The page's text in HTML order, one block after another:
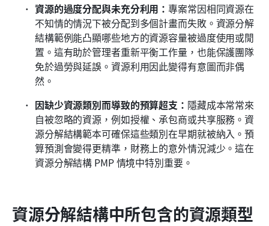
資源的過度分配與未充分利用：專案常因相同資源在
不知情的情況下被分配到多個計畫而失敗。資源分解
結構範例能凸顯哪些地方的資源容量被過度使用或閒
置。這有助於管理者重新平衡工作量，也能保護團隊
免於過勞與延誤。資源利用因此變得有意圖而非偶
然。
因缺少資源類別而導致的預算超支： 隱藏成本常常來
自被忽略的資源，例如授權、承包商或共享服務。資
源分解結構範本可確保這些類別在早期就被納入。預
算預測會變得更精準，財務上的意外情況減少。這在
資源分解結構 PMP 情境中特別重要。
資源分解結構中所包含的資源類型